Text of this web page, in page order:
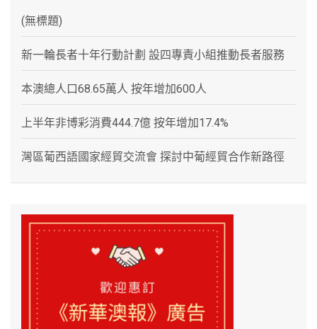
(無標題)
新一輪長者十年行動計劃 設四專責小組推動長者服務
本澳總人口68.65萬人 按年增加600人
上半年非博彩消費444.7億 按年增加17.4%
灣區葡西語國家經貿交流會 探討中葡經貿合作新路徑